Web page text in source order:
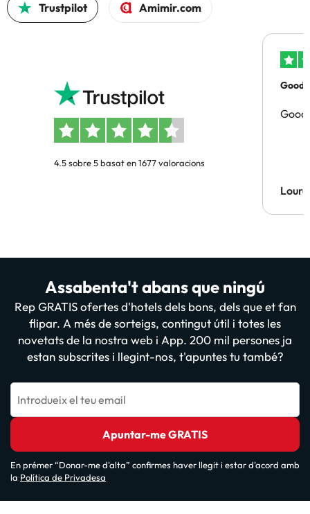
Trustpilot Amimir.com
4.5 sobre 5 basat en 1677 valoracions
Good
Good
Assabenta't abans que ningú
Rep GRATIS ofertes d'hotels dels bons, dels que et fan
flipar. A més de sorteigs, contingut útil i totes les
novetats de la nostra web i App. 200 mil persones ja
estan subscrites i llegint-nos, t'apuntes tu també?
Introdueix el teu email
Apuntar-me GRATIS
En prémer “Donar-me d'alta” confirmes haver llegit i estar d'acord amb
la Política de Privadesa